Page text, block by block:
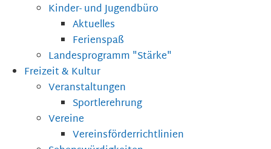
Kinder- und Jugendbüro
Aktuelles
Ferienspaß
Landesprogramm "Stärke"
Freizeit & Kultur
Veranstaltungen
Sportlerehrung
Vereine
Vereinsförderrichtlinien